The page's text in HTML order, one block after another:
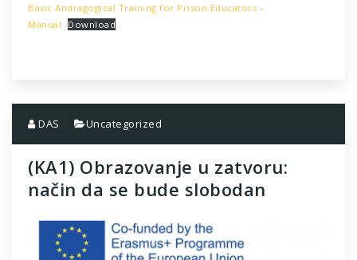
Basic Andragogical Training for Prison Educators –
Manual
Download
DAS Uncategorized
(KA1) Obrazovanje u zatvoru:
način da se bude slobodan